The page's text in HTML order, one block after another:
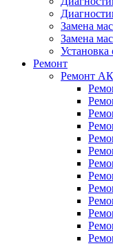
Замена
Замена
Ремонт
Ремонт